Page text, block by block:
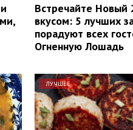
Встречайте Новый
вкусом: 5 лучших
порадуют всех
Огненную Лошадь
ЛУЧШЕЕ